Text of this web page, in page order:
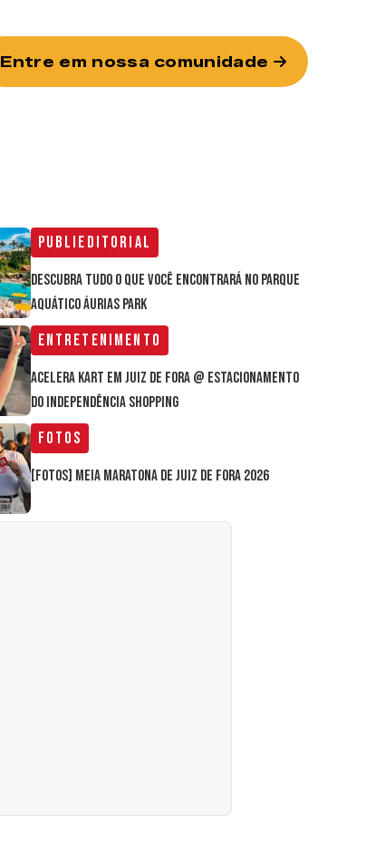
Entre em nossa comunidade
Publieditorial
Descubra tudo o que você encontrará no parque
aquático Áurias Park
Entretenimento
Acelera Kart em Juiz de Fora @ estacionamento
do Independência Shopping
Fotos
[FOTOS] Meia Maratona de Juiz de Fora 2026